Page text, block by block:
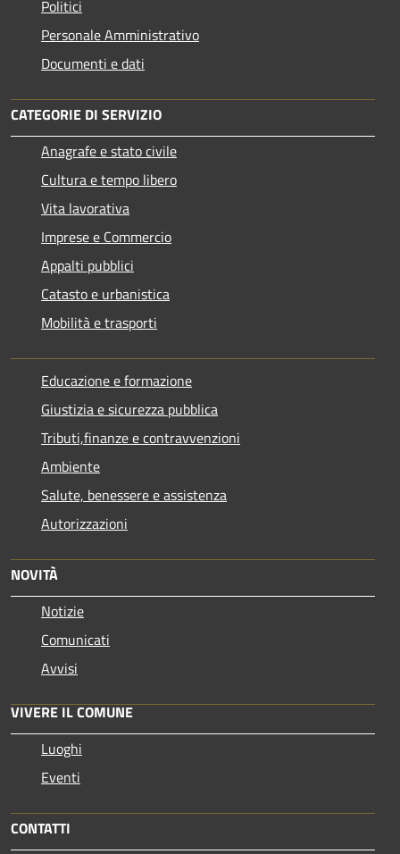
Politici
Personale Amministrativo
Documenti e dati
CATEGORIE DI SERVIZIO
Anagrafe e stato civile
Cultura e tempo libero
Vita lavorativa
Imprese e Commercio
Appalti pubblici
Catasto e urbanistica
Mobilità e trasporti
Educazione e formazione
Giustizia e sicurezza pubblica
Tributi,finanze e contravvenzioni
Ambiente
Salute, benessere e assistenza
Autorizzazioni
NOVITÀ
Notizie
Comunicati
Avvisi
VIVERE IL COMUNE
Luoghi
Eventi
CONTATTI